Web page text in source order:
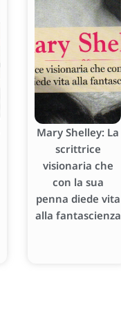
Mary Shelley: La
scrittrice
visionaria che
con la sua
penna diede vita
alla fantascienza